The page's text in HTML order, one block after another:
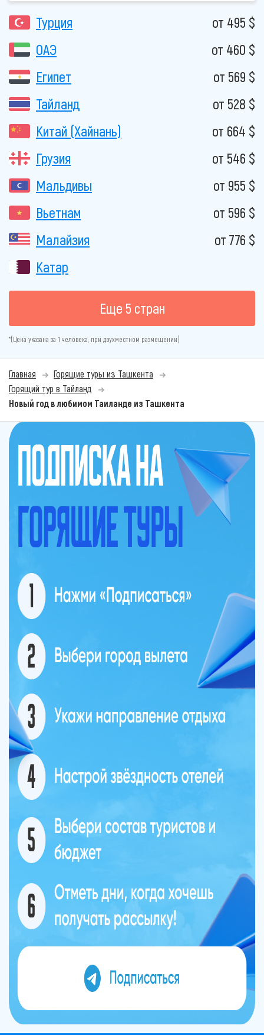
Турция
от 495 $
ОАЭ
от 460 $
Египет
от 569 $
Тайланд
от 528 $
Китай (Хайнань)
от 664 $
Грузия
от 546 $
Мальдивы
от 955 $
Вьетнам
от 596 $
Малайзия
от 776 $
Катар
Еще 5 стран
*(Цена указана за 1 человека, при двухместном размещении)
Главная
Горящие туры из Ташкента
Горящий тур в Тайланд
Новый год в любимом Таиланде из Ташкента